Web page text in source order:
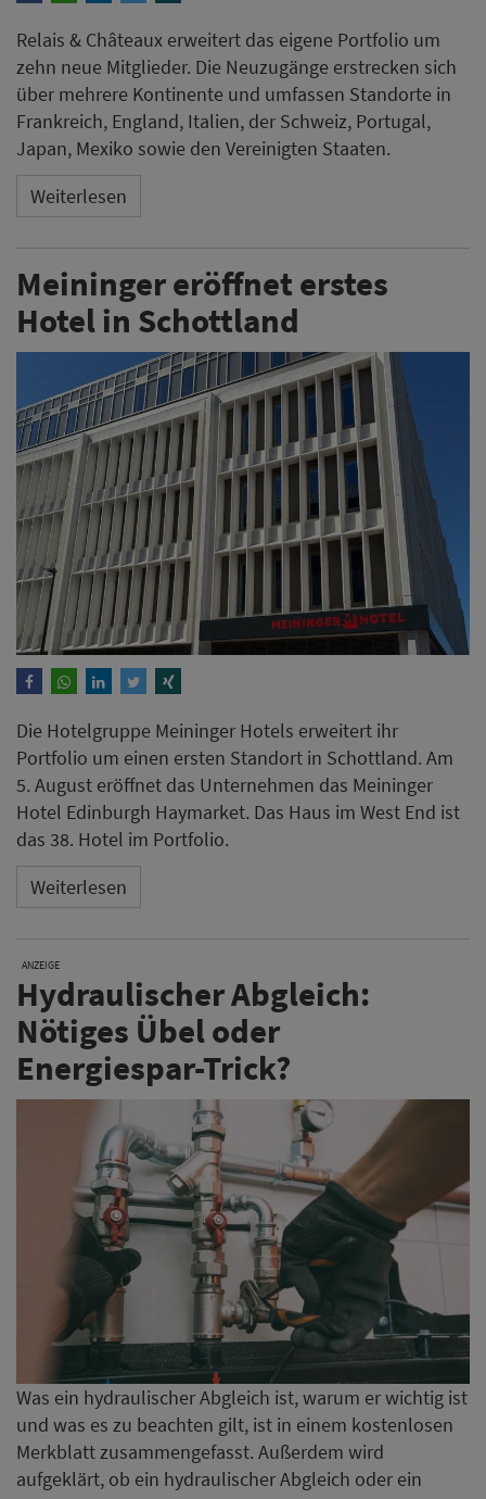
Relais & Châteaux erweitert das eigene Portfolio um
zehn neue Mitglieder. Die Neuzugänge erstrecken sich
über mehrere Kontinente und umfassen Standorte in
Frankreich, England, Italien, der Schweiz, Portugal,
Japan, Mexiko sowie den Vereinigten Staaten.
Weiterlesen
Meininger eröffnet erstes
Hotel in Schottland
Die Hotelgruppe Meininger Hotels erweitert ihr
Portfolio um einen ersten Standort in Schottland. Am
5. August eröffnet das Unternehmen das Meininger
Hotel Edinburgh Haymarket. Das Haus im West End ist
das 38. Hotel im Portfolio.
Weiterlesen
ANZEIGE
Hydraulischer Abgleich:
Nötiges Übel oder
Energiespar-Trick?
Was ein hydraulischer Abgleich ist, warum er wichtig ist
und was es zu beachten gilt, ist in einem kostenlosen
Merkblatt zusammengefasst. Außerdem wird
aufgeklärt, ob ein hydraulischer Abgleich oder ein